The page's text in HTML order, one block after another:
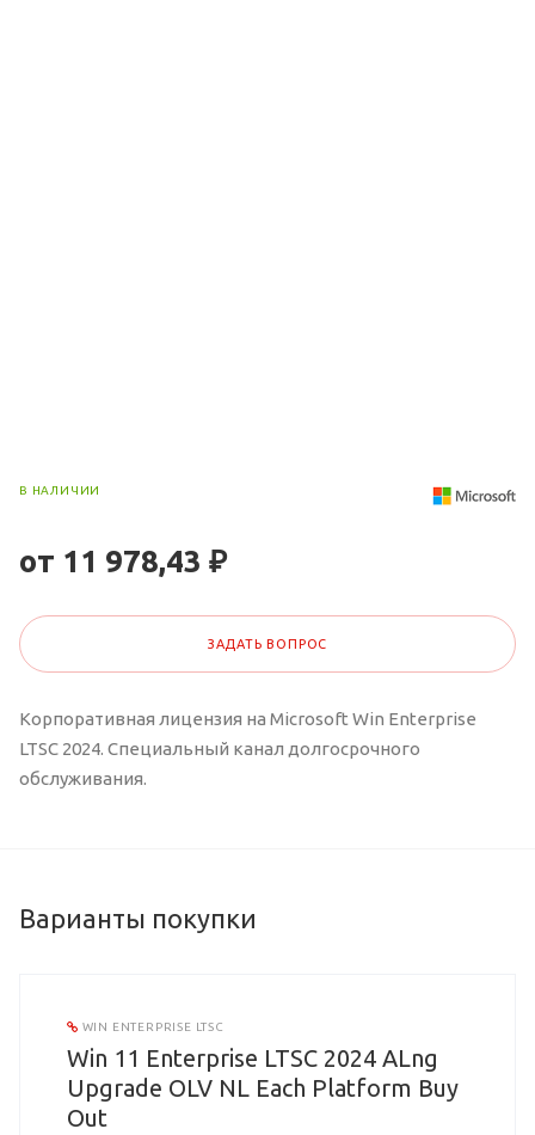
В НАЛИЧИИ
от 11 978,43 ₽
ЗАДАТЬ ВОПРОС
Корпоративная лицензия на Microsoft Win Enterprise
LTSC 2024. Специальный канал долгосрочного
обслуживания.
Варианты покупки
WIN ENTERPRISE LTSC
Win 11 Enterprise LTSC 2024 ALng
Upgrade OLV NL Each Platform Buy
Out